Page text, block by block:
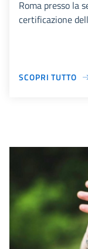
Roma presso la
certificazione
SCOPRI TUTTO